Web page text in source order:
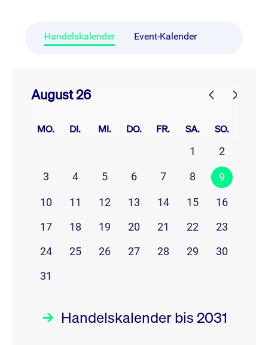
Handelskalender Event-Kalender
August 26
MO. DI. MI. DO. FR. SA. SO.
1
2
3
4 5 6 7 8 9
10 11 12 13 14 15
16
17
18 19 20 21 22
23
24
25 26 27 28 29
30
31
Handelskalender bis 2031